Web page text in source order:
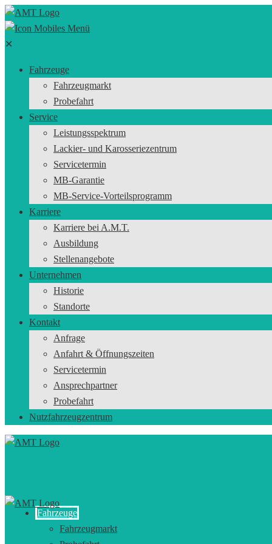
✕
Fahrzeuge
Fahrzeugmarkt
Probefahrt
Service
Leistungsspektrum
Lackier- und Karosseriezentrum
Servicetermin
MB-Garantie
MB-Service-Vorteilsprogramm
Karriere
Karriere bei A.M.T.
Ausbildung
Stellenangebote
Unternehmen
Historie
Standorte
Kontakt
Anfrage
Anfahrt & Öffnungszeiten
Servicetermin
Ansprechpartner
Probefahrt
Nutzfahrzeugzentrum
Fahrzeuge
Fahrzeugmarkt